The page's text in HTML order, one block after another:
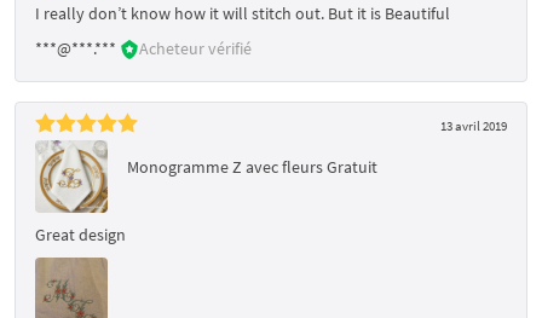
I really don’t know how it will stitch out. But it is Beautiful
***@***.***
Acheteur vérifié
13 avril 2019
Monogramme Z avec fleurs Gratuit
Great design